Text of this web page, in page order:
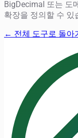
BigDecimal 또는 도
확장을 정의할 수 있
← 전체 도구로 돌아